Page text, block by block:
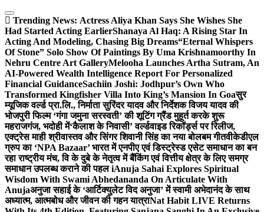
Skip
to
content
Trending News: Actress Aliya Khan Says She Wishes She
Had Started Acting EarlierShanaya Al Haq: A Rising Star In
Acting And Modeling, Chasing Big Dreams“Eternal Whispers
Of Stone” Solo Show Of Paintings By Uma Krishnamoorthy In
Nehru Centre Art GalleryMelooha Launches Artha Sutram, An
AI-Powered Wealth Intelligence Report For Personalized
Financial GuidanceSachiin Joshi: Jodhpur’s Own Who
Transformed Kingfisher Villa Into King’s Mansion In Goaसुर
म्यूजिक वर्ल्ड प्रा.लि., निर्माता सुरिंदर यादव और निर्देशक विजय यादव की
भोजपुरी फिल्म ‘गंगा जमुना सरस्वती’ की शूटिंग ग्रैंड मुहूर्त करके शुरू
महराजगंज, भदोही में‘कैलाश के निवासी’ वर्ल्डवाइड रिकॉर्ड्स पर रिलीज,
एक्ट्रेस माही श्रीवास्तव और सिंगर शिवानी सिंह का नया बोलबम गीतवीकेडीएल
ग्रुप का ‘NPA Bazaar’ भारत में एनपीए एवं डिस्ट्रेस्ड एसेट समाधान का बन
रहा राष्ट्रीय मंच, वि के दुबे के नेतृत्व में बैंकिंग एवं वित्तीय क्षेत्र के लिए समग्र
समाधान उपलब्ध कराने की पहल iAnuja Sahai Explores Spiritual
Wisdom With Swami Abhedananda On Articulate With
Anujaअनुजा सहाई के ‘आर्टिक्युलेट विद अनुजा’ में स्वामी अभेदानंद के साथ
अध्यात्म, आत्मबोध और जीवन की गहन यात्राNat Habit LIVE Returns